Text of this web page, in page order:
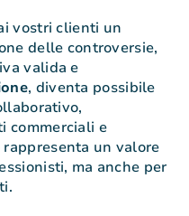
vostri clienti un
delle controversie,
valida e
, diventa possibile
commerciali e
un valore
ma anche per